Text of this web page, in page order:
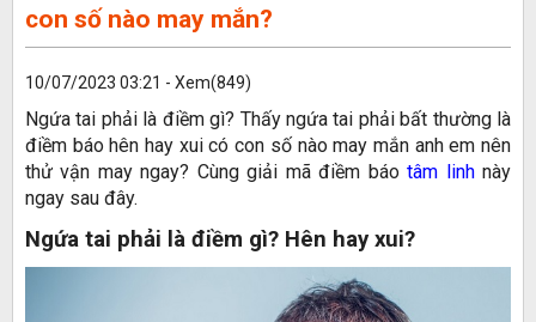
con số nào may mắn?
10/07/2023 03:21 - Xem(849)
Ngứa tai phải là điềm gì? Thấy ngứa tai phải bất thường là
điềm báo hên hay xui có con số nào may mắn anh em nên
thử vận may ngay? Cùng giải mã điềm báotâm linhnày
ngay sau đây.
Ngứa tai phải là điềm gì? Hên hay xui?